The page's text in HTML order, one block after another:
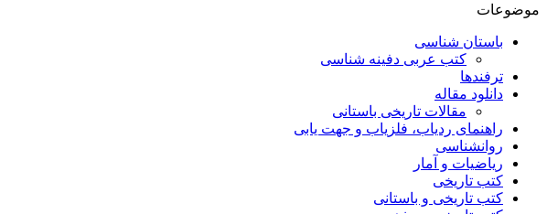
موضوعات
باستان شناسی
کتب عربی دفینه شناسی
ترفندها
دانلود مقاله
مقالات تاریخی باستانی
راهنمای ردیاب، فلزیاب و جهت یابی
روانشناسی
ریاضیات و آمار
کتب تاریخی
کتب تاریخی و باستانی